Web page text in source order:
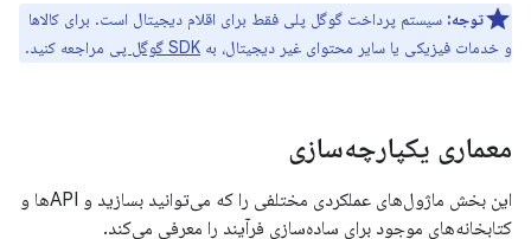
توجه: سیستم پرداخت گوگل پلی فقط برای اقلام دیجیتال است. برای کالاها
و خدمات فیزیکی یا سایر محتوای غیر دیجیتال، به SDK گوگل پی مراجعه کنید.
معماری یکپارچه‌سازی
این بخش ماژول‌های عملکردی مختلفی را که می‌توانید بسازید و APIها و
کتابخانه‌های موجود برای ساده‌سازی فرآیند را معرفی می‌کند.